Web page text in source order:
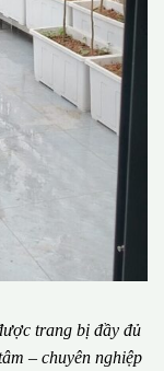
trang bị đầy đủ
– chuyên nghiệp